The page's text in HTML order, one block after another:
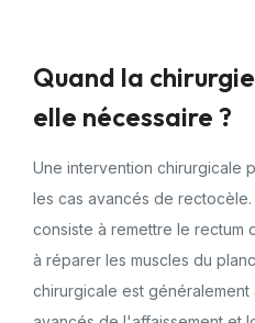
Quand la
elle nécessaire ?
Une intervention chirurgicale
les cas avancés de
consiste à remettre le rectum
à réparer les muscles du
chirurgicale est